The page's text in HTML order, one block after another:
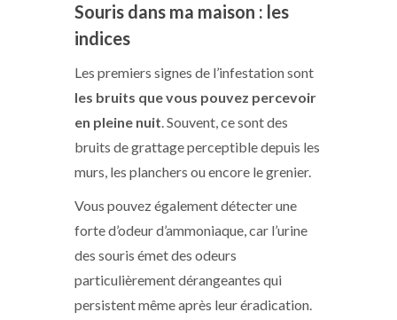
Souris dans ma maison : les
indices
Les premiers signes de l’infestation sont
les bruits que vous pouvez percevoir
en pleine nuit. Souvent, ce sont des
bruits de grattage perceptible depuis les
murs, les planchers ou encore le grenier.
Vous pouvez également détecter une
forte d’odeur d’ammoniaque, car l’urine
des souris émet des odeurs
particulièrement dérangeantes qui
persistent même après leur éradication.